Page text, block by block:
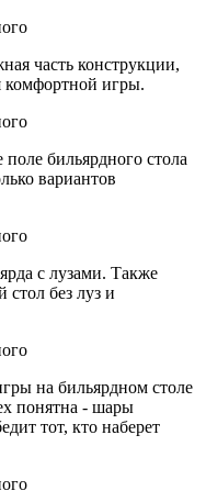
часть конструкции,
комфортной игры.
бильярдного стола
вариантов
с лузами. Также
стол без луз и
на бильярдном столе
понятна - шары
тот, кто наберет